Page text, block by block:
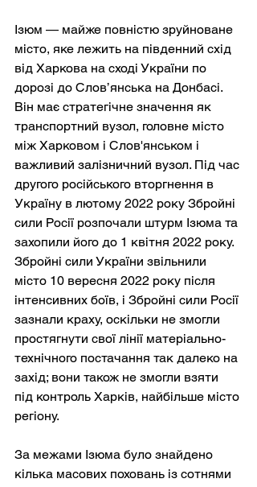
Ізюм — майже повністю зруйноване
місто, яке лежить на південний схід
від Харкова на сході України по
дорозі до Слов’янська на Донбасі.
Він має стратегічне значення як
транспортний вузол, головне місто
між Харковом і Слов'янськом і
важливий залізничний вузол. Під час
другого російського вторгнення в
Україну в лютому 2022 року Збройні
сили Росії розпочали штурм Ізюма та
захопили його до 1 квітня 2022 року.
Збройні сили України звільнили
місто 10 вересня 2022 року після
інтенсивних боїв, і Збройні сили Росії
зазнали краху, оскільки не змогли
простягнути свої лінії матеріально-
технічного постачання так далеко на
захід; вони також не змогли взяти
під контроль Харків, найбільше місто
регіону.
За межами Ізюма було знайдено
кілька масових поховань із сотнями